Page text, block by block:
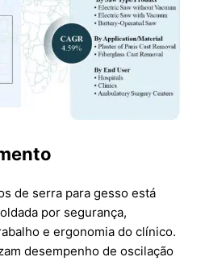
de serra para gesso está
por segurança,
e ergonomia do clínico.
desempenho de oscilação